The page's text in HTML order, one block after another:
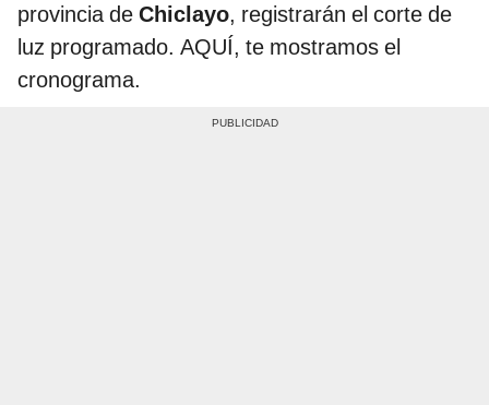
provincia de Chiclayo, registrarán el corte de
luz programado. AQUÍ, te mostramos el
cronograma.